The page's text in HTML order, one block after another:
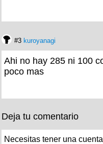
#3 kuroyanagi
Ahi no hay 285 ni 100
poco mas
Deja tu comentario
Necesitas tener una